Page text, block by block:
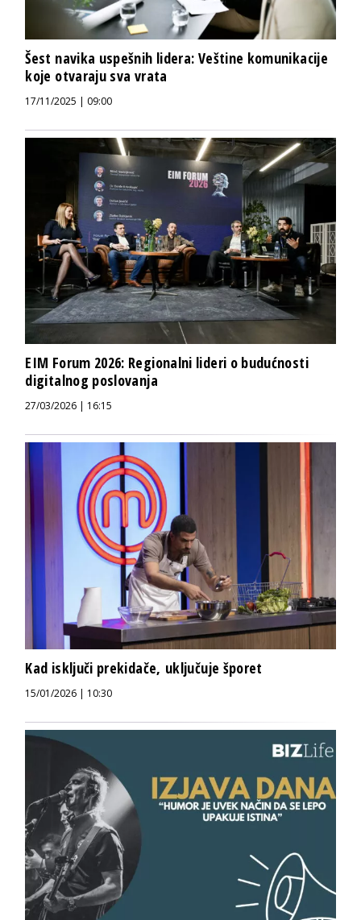
Šest navika uspešnih lidera: Veštine komunikacije
koje otvaraju sva vrata
17/11/2025 | 09:00
EIM Forum 2026: Regionalni lideri o budućnosti
digitalnog poslovanja
27/03/2026 | 16:15
Kad isključi prekidače, uključuje šporet
15/01/2026 | 10:30